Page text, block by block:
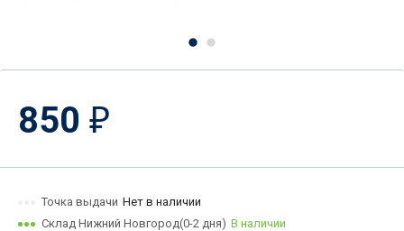
850 ₽
Точка выдачи Нет в наличии
Склад Нижний Новгород(0-2 дня) В наличии